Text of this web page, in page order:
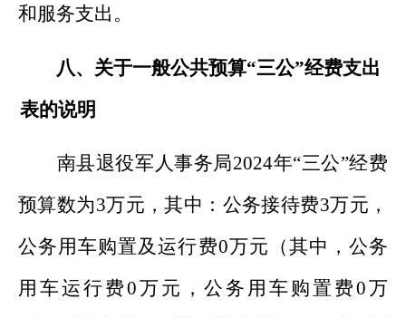
和服务支出。
八、关于一般公共预算“三公”经费支出
表的说明
南县退役军人事务局2024年“三公”经费
预算数为3万元，其中：公务接待费3万元，
公务用车购置及运行费0万元 （其中， 公务
用车运行费0万元，公务用车购置费0万